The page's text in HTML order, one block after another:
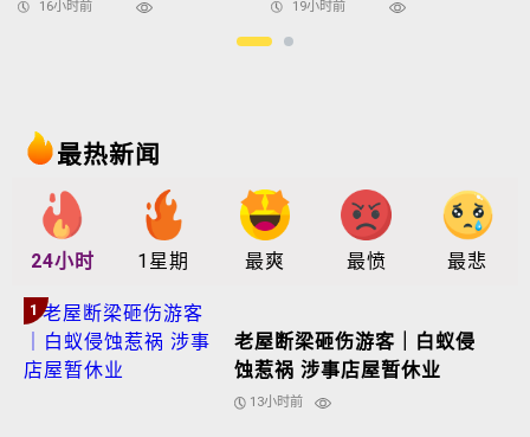
16小时前 19小时前
最热新闻
24小时 1星期 最爽 最愤 最悲
1
老屋断梁砸伤游客｜白蚁侵
蚀惹祸 涉事店屋暂休业
13小时前